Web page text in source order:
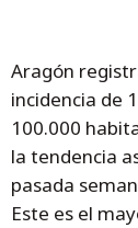
Aragón
incidencia de
100.000
la tendencia
pasada
Este es el